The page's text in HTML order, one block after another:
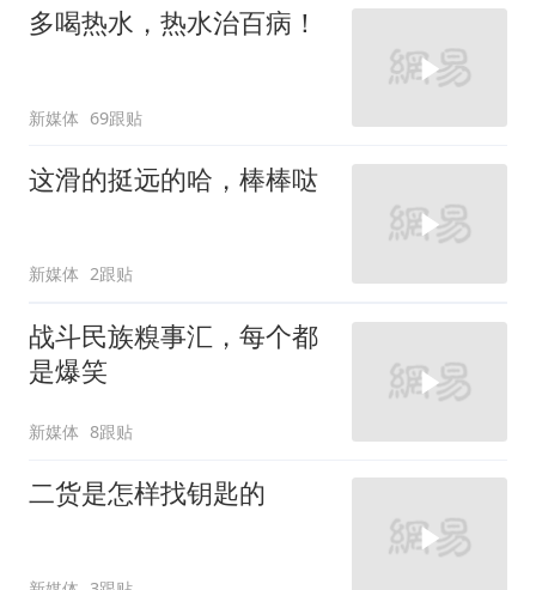
多喝热水，热水治百病！
新媒体 69跟贴
这滑的挺远的哈，棒棒哒
新媒体 2跟贴
战斗民族糗事汇，每个都
是爆笑
新媒体 8跟贴
二货是怎样找钥匙的